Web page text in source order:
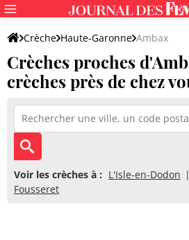
Crèche Haute-Garonne Ambax
Crèches proches
crèches près de chez
Voir les crèches à : L'Isle-en-Dodon
Fousseret